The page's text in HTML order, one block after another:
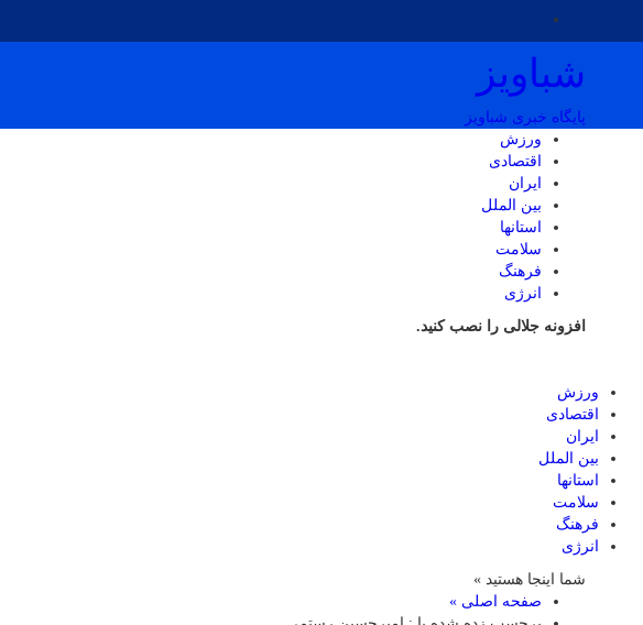
شباویز
پایگاه خبری شباویز
ورزش
اقتصادی
ایران
بین الملل
استانها
سلامت
فرهنگ
انرژی
افزونه جلالی را نصب کنید.
ورزش
اقتصادی
ایران
بین الملل
استانها
سلامت
فرهنگ
انرژی
شما اینجا هستید »
صفحه اصلی »